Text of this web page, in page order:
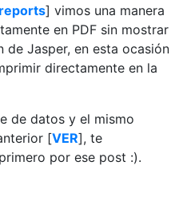
] vimos una manera
en PDF sin mostrar
de Jasper, en esta ocasión
directamente en la
de datos y el mismo
[VER], te
por ese post :).